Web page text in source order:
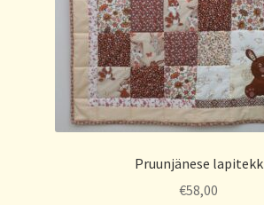
Pruunjänese lapitekk
€58,00